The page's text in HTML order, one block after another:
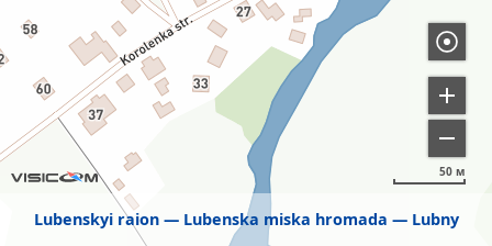
Lubenskyi raion Lubenska miska hromada Lubny
50 м